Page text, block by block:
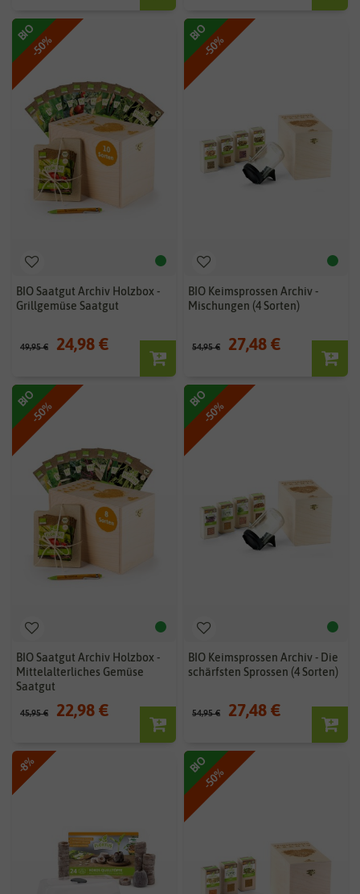
-50%
BIO
BIO Saatgut Archiv Holzbox -
Grillgemüse Saatgut
49,95 € 24,98 €
-50%
BIO
BIO Keimsprossen Archiv -
Mischungen (4 Sorten)
54,95 € 27,48 €
-50%
BIO
BIO Saatgut Archiv Holzbox -
Mittelalterliches Gemüse
Saatgut
45,95 € 22,98 €
-50%
BIO
BIO Keimsprossen Archiv - Die
schärfsten Sprossen (4 Sorten)
54,95 € 27,48 €
-8%
-50%
BIO